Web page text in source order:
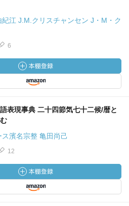
江 J.M.クリスチャンセン J・M・ク
6
表現事典 二十四節気七十二候/暦と
濱名宗整 亀田尚己
12